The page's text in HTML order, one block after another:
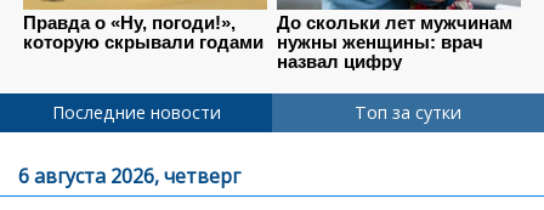
Последние новости Топ за сутки
6 августа 2026, четверг